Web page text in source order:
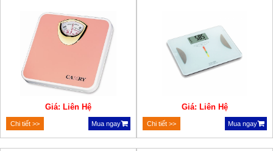
Giá: Liên Hệ
Chi tiết >> Mua ngay
Giá: Liên Hệ
Chi tiết >> Mua ngay